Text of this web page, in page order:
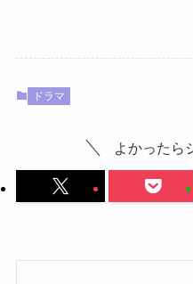
ドラマ
よかったら